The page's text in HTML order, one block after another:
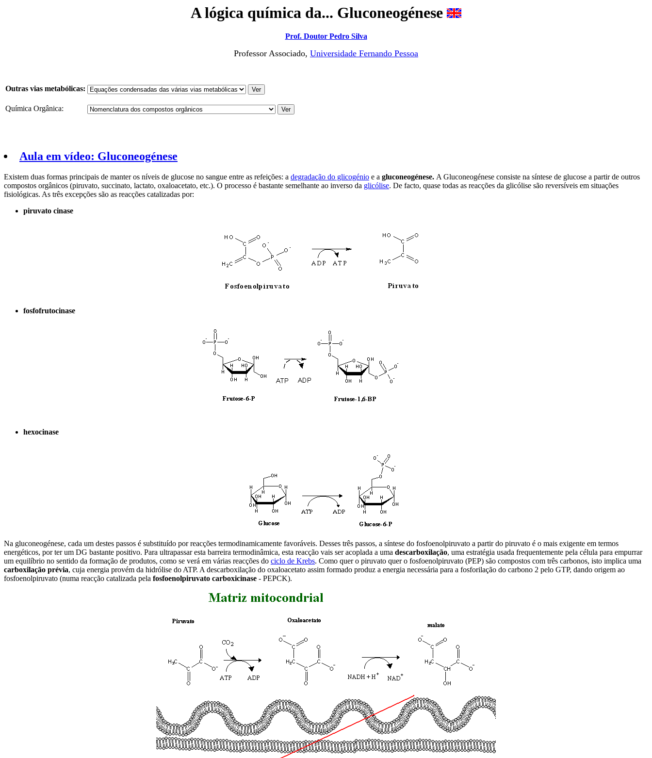
A lógica química da... Gluconeogénese
Prof. Doutor Pedro Silva
Professor Associado, Universidade Fernando Pessoa
Outras vias metabólicas:
Química Orgânica:
Aula em vídeo: Gluconeogénese
Existem duas formas principais de manter os níveis de glucose no sangue entre as refeições: a degradação do glicogénio e a gluconeogénese. A Gluconeogénese consiste na síntese de glucose a partir de outros
compostos orgânicos (piruvato, succinato, lactato, oxaloacetato, etc.). O processo é bastante semelhante ao inverso da glicólise. De facto, quase todas as reacções da glicólise são reversíveis em situações
fisiológicas. As três excepções são as reacções catalizadas por:
piruvato cinase
fosfofrutocinase
hexocinase
Na gluconeogénese, cada um destes passos é substituído por reacções termodinamicamente favoráveis. Desses três passos, a síntese do fosfoenolpiruvato a partir do piruvato é o mais exigente em termos
energéticos, por ter um DG bastante positivo. Para ultrapassar esta barreira termodinâmica, esta reacção vais ser acoplada a uma descarboxilação, uma estratégia usada frequentemente pela célula para empurrar
um equilíbrio no sentido da formação de produtos, como se verá em várias reacções do ciclo de Krebs. Como quer o piruvato quer o fosfoenolpiruvato (PEP) são compostos com três carbonos, isto implica uma
carboxilação prévia, cuja energia provém da hidrólise do ATP. A descarboxilação do oxaloacetato assim formado produz a energia necessária para a fosforilação do carbono 2 pelo GTP, dando origem ao
fosfoenolpiruvato (numa reacção catalizada pela fosfoenolpiruvato carboxicinase - PEPCK).